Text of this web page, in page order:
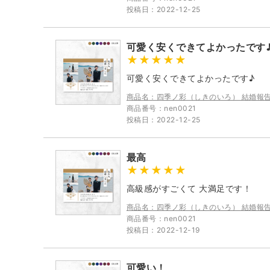
投稿日：2022-12-25
可愛く安くできてよかったです
可愛く安くできてよかったです♪
商品名：四季ノ彩（しきのいろ） 結婚報
商品番号：nen0021
投稿日：2022-12-25
最高
高級感がすごくて 大満足です！
商品名：四季ノ彩（しきのいろ） 結婚報
商品番号：nen0021
投稿日：2022-12-19
可愛い！